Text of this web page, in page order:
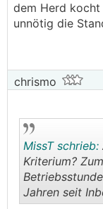
dem Herd
unnötig die
chrismo
MissT schrieb:
Kriterium?
Jahren seit